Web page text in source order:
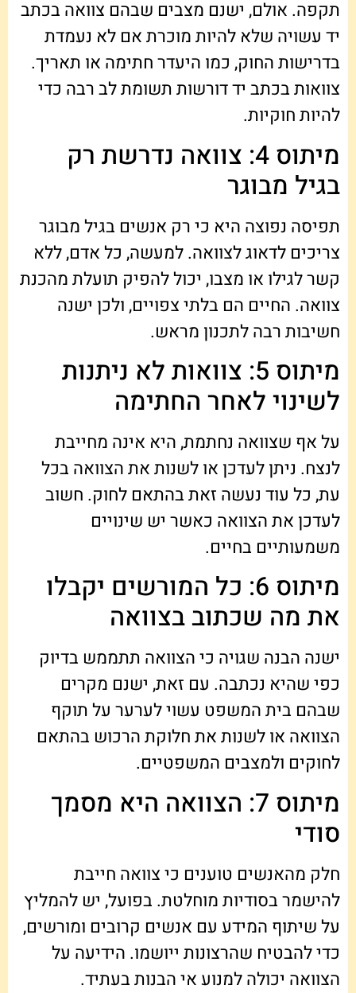
תקפה. אולם, ישנם מצבים שבהם צוואה בכתב
יד עשויה שלא להיות מוכרת אם לא נעמדת
בדרישות החוק, כמו היעדר חתימה או תאריך.
צוואות בכתב יד דורשות תשומת לב רבה כדי
להיות חוקיות.
מיתוס 4: צוואה נדרשת רק
בגיל מבוגר
תפיסה נפוצה היא כי רק אנשים בגיל מבוגר
צריכים לדאוג לצוואה. למעשה, כל אדם, ללא
קשר לגילו או מצבו, יכול להפיק תועלת מהכנת
צוואה. החיים הם בלתי צפויים, ולכן ישנה
חשיבות רבה לתכנון מראש.
מיתוס 5: צוואות לא ניתנות
לשינוי לאחר החתימה
על אף שצוואה נחתמת, היא אינה מחייבת
לנצח. ניתן לעדכן או לשנות את הצוואה בכל
עת, כל עוד נעשה זאת בהתאם לחוק. חשוב
לעדכן את הצוואה כאשר יש שינויים
משמעותיים בחיים.
מיתוס 6: כל המורשים יקבלו
את מה שכתוב בצוואה
ישנה הבנה שגויה כי הצוואה תתממש בדיוק
כפי שהיא נכתבה. עם זאת, ישנם מקרים
שבהם בית המשפט עשוי לערער על תוקף
הצוואה או לשנות את חלוקת הרכוש בהתאם
לחוקים ולמצבים המשפטיים.
מיתוס 7: הצוואה היא מסמך
סודי
חלק מהאנשים טוענים כי צוואה חייבת
להישמר בסודיות מוחלטת. בפועל, יש להמליץ
על שיתוף המידע עם אנשים קרובים ומורשים,
כדי להבטיח שהרצונות ייושמו. הידיעה על
הצוואה יכולה למנוע אי הבנות בעתיד.